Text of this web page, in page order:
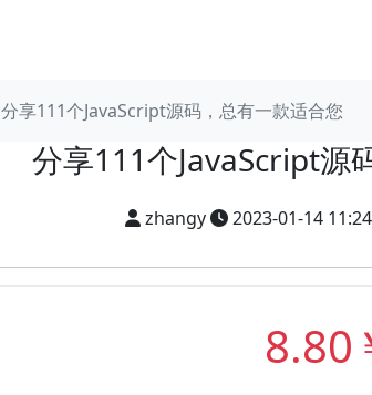
分享111个JavaScript源码，总有一款适合您
分享111个JavaScript源
zhangy 2023-01-14
8.80